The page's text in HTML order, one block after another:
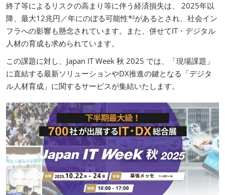
終了等によるリスクの高まり等に伴う経済損失は、 2025年以
降、最大12兆円／年にのぼる可能性*²があるとされ、社会イン
フラへの影響も懸念されています。また、併せてIT・デジタル
人材の育成も求められています。
この課題に対し、Japan IT Week 秋 2025 では、「現場課題」
に直結する最新ソリューションやDX推進の鍵となる「デジタ
ル人材育成」に関するサービスが集結いたします。